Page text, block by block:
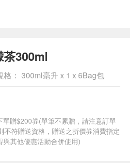
300ml
： 300ml毫升 x 1 x 6Bag包
贈$200券(單筆不累贈，請注意訂單
不符贈送資格，贈送之折價券消費指定
其他優惠活動合併使用)